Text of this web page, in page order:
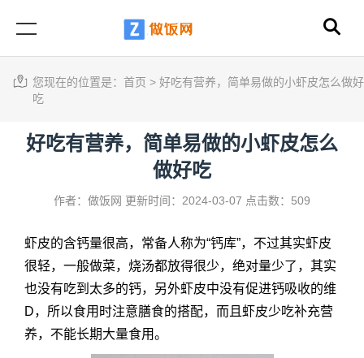
您现在的位置是： 首页 > 好吃有营养，简单易做的小虾皮怎么做好
吃
好吃有营养，简单易做的小虾皮怎么
做好吃
作者：做饭网 更新时间：2024-03-07 点击数：509
虾皮的含钙量很高，常备人称为“钙库”，不过其实虾皮
很轻，一般做菜，烧汤都放得很少，绝对量少了，其实
也没有吃到太多的钙，另外虾皮中没有促进钙吸收的维
D，所以食用时注意膳食的搭配，而且虾皮少吃补充营
养，不能长期大量食用。